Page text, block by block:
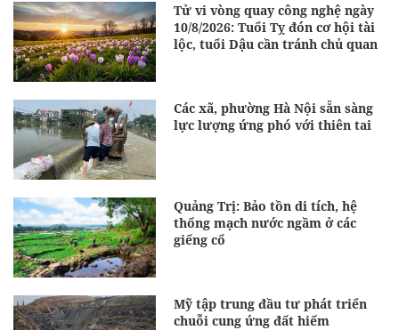
Tử vi vòng quay công nghệ ngày
10/8/2026: Tuổi Tỵ đón cơ hội tài
lộc, tuổi Dậu cần tránh chủ quan
Các xã, phường Hà Nội sẵn sàng
lực lượng ứng phó với thiên tai
Quảng Trị: Bảo tồn di tích, hệ
thống mạch nước ngầm ở các
giếng cổ
Mỹ tập trung đầu tư phát triển
chuỗi cung ứng đất hiếm